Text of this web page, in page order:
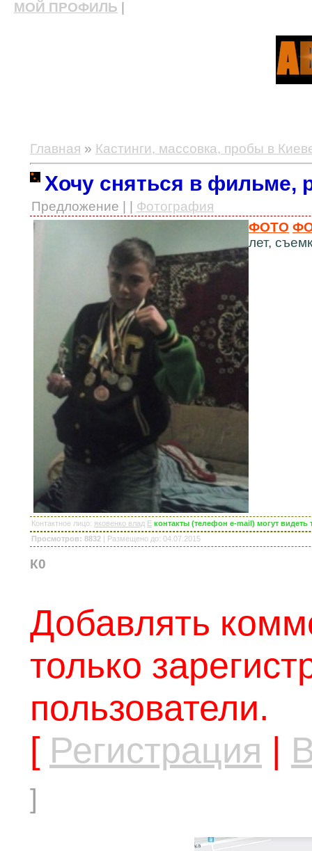
МОЙ ПРОФИЛЬ
Главная » Кастинги, массовка, пробы в
Хочу сняться в фильме,
Предложение | | Фотография
ФОТО
лет,
Контактное лицо: яковенко влад E контакты (телефон e-mail) могут
Просмотров: 8832 | Размещено до: 04.07.2015
К0
Добавлять
только
пользователи.
[ Регистрация |
]